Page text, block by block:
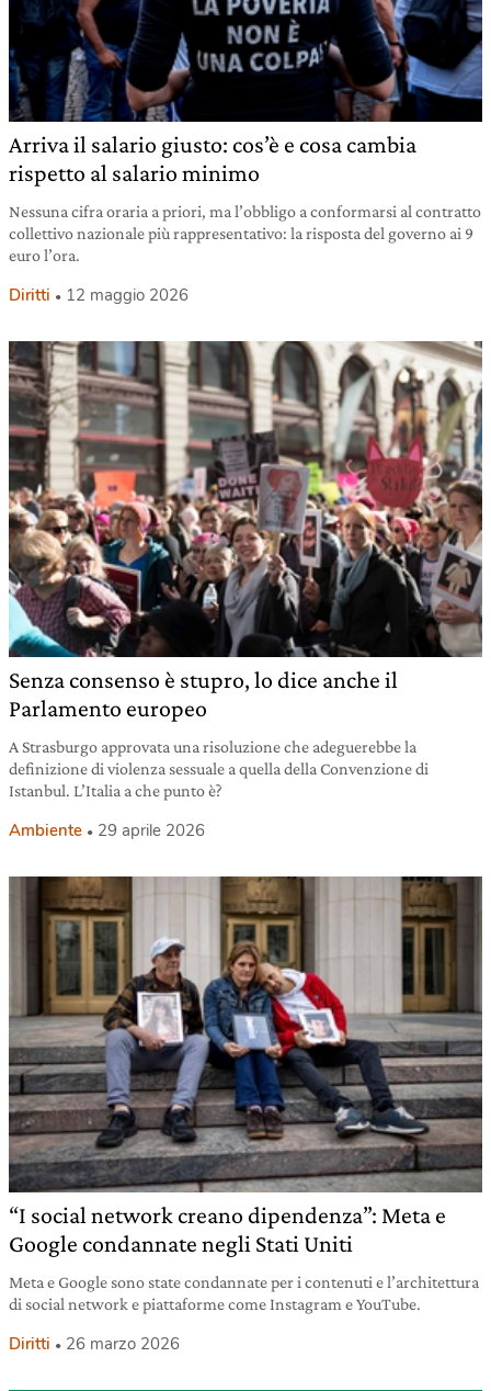
Arriva il salario giusto: cos’è e cosa cambia
rispetto al salario minimo
Nessuna cifra oraria a priori, ma l’obbligo a conformarsi al contratto
collettivo nazionale più rappresentativo: la risposta del governo ai 9
euro l’ora.
Diritti 12 maggio 2026
Senza consenso è stupro, lo dice anche il
Parlamento europeo
A Strasburgo approvata una risoluzione che adeguerebbe la
definizione di violenza sessuale a quella della Convenzione di
Istanbul. L’Italia a che punto è?
Ambiente 29 aprile 2026
“I social network creano dipendenza”: Meta e
Google condannate negli Stati Uniti
Meta e Google sono state condannate per i contenuti e l’architettura
di social network e piattaforme come Instagram e YouTube.
Diritti 26 marzo 2026